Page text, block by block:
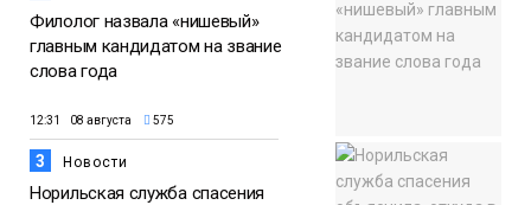
Филолог назвала «нишевый»
главным кандидатом на звание
слова года
12:31 08 августа 575
3 Новости
Норильская служба спасения